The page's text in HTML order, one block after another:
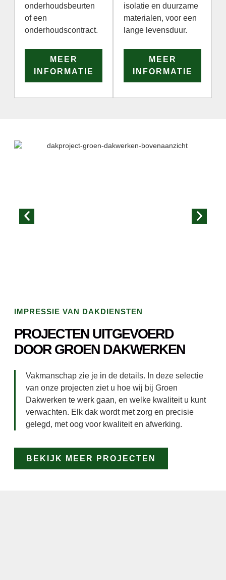
onderhoudsbeurten
of een
onderhoudscontract.
MEER
INFORMATIE
isolatie en duurzame
materialen, voor een
lange levensduur.
MEER
INFORMATIE
IMPRESSIE VAN DAKDIENSTEN
PROJECTEN UITGEVOERD
DOOR GROEN DAKWERKEN
Vakmanschap zie je in de details. In deze selectie
van onze projecten ziet u hoe wij bij Groen
Dakwerken te werk gaan, en welke kwaliteit u kunt
verwachten. Elk dak wordt met zorg en precisie
gelegd, met oog voor kwaliteit en afwerking.
BEKIJK MEER PROJECTEN